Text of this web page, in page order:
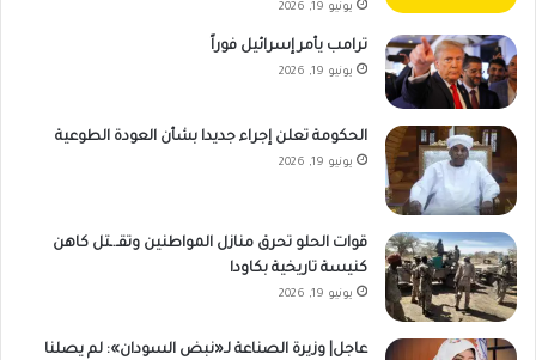
يونيو 19, 2026
ترامب يأمر إسرائيل فوراً
يونيو 19, 2026
الحكومة تعلن إجراء جديدا بشأن العودة الطوعية
يونيو 19, 2026
قوات الحلو تحرق منازل المواطنين وتقـ.ـتل كاهن
كنيسة تاريخية بكاودا
يونيو 19, 2026
عاجل| وزيرة الصناعة لـ«نبض السودان»: لم يصلنا